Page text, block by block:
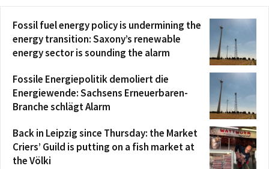
Fossil fuel energy policy is undermining the
energy transition: Saxony’s renewable
energy sector is sounding the alarm
Fossile Energiepolitik demoliert die
Energiewende: Sachsens Erneuerbaren-
Branche schlägt Alarm
Back in Leipzig since Thursday: the Market
Criers’ Guild is putting on a fish market at
the Völki